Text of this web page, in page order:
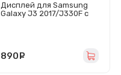
Дисплей для Samsung
Galaxy J3 2017/J330F с
890